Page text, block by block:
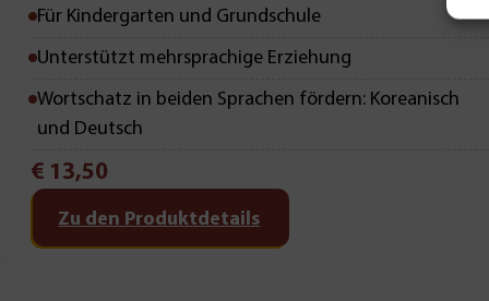
Für Kindergarten und Grundschule
Unterstützt mehrsprachige Erziehung
Wortschatz in beiden Sprachen fördern: Koreanisch
und Deutsch
€ 13,50
Zu den Produktdetails